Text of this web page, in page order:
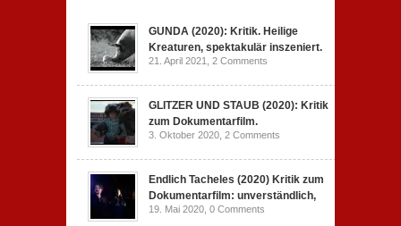
GUNDA (2020): Kritik. Heilige
Kreaturen, spektakulär inszeniert.
21. April 2021, 2 Comments
GLITZER UND STAUB (2020): Kritik
zum Dokumentarfilm.
3. Oktober 2020, 2 Comments
Endlich Tacheles (2020) Kritik zum
Dokumentarfilm: unverständlich,
19. Mai 2020, 0 Comments